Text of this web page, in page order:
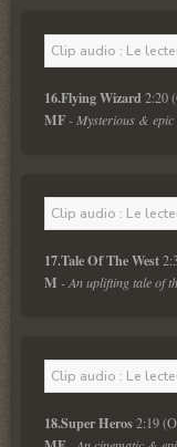
Clip audio : Le
16.Flying Wizard
MF - Mysterious & epic
Clip audio : Le
17.Tale Of The West
M - An uplifting tale of
Clip audio : Le
18.Super Heros